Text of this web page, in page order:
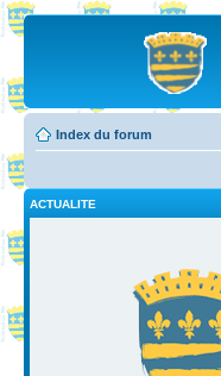
Index du forum
ACTUALITE